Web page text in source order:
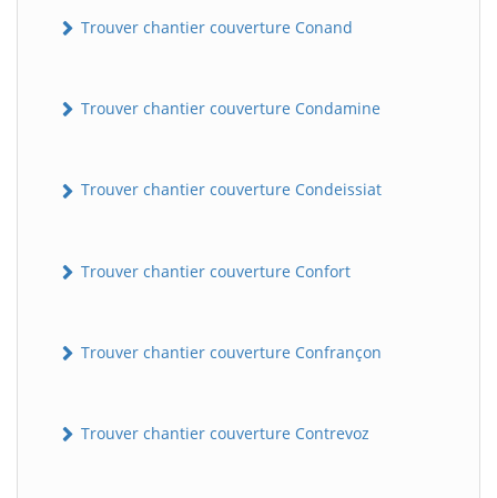
Trouver chantier couverture Conand
Trouver chantier couverture Condamine
Trouver chantier couverture Condeissiat
Trouver chantier couverture Confort
Trouver chantier couverture Confrançon
Trouver chantier couverture Contrevoz
B BatiWebPro